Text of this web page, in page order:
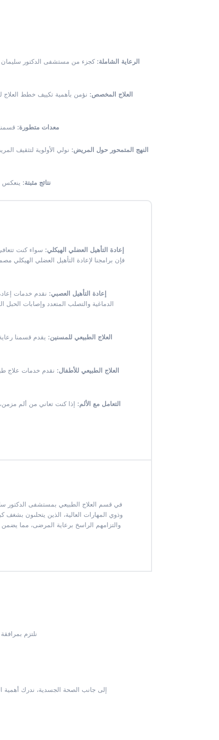
الرعاية الشاملة: كجزء من مستشفى الدكتور سليمان
العلاج المخصص: نؤمن بأهمية تكييف خطط العلاج
معدات متطورة:
النهج المتمحور حول المريض: نولي الأولوية لتثقيف
نتائج مثبتة: ينعكس
إعادة التأهيل العضلي الهيكلي: سواء كنت
فإن برامجنا لإعادة التأهيل العضلي الهيكلي
إعادة التأهيل العصبي: نقدم خدمات
الدماغية والتصلب المتعدد وإصابات
العلاج الطبيعي للمسنين: يقدم قسمنا
العلاج الطبيعي للأطفال: نقدم خدمات علاج
التعامل مع الألم: إذا كنت تعاني من ألم
في قسم العلاج الطبيعي بمستشفى الدكتور
وذوي المهارات العالية، الذين يتحلىون بشغف
والتزامهم الراسخ برعاية المرضى، مما
نلتزم
إلى جانب الصحة الجسدية، ندرك أهمية